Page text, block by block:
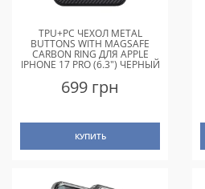
TPU+PC ЧЕХОЛ METAL
BUTTONS WITH MAGSAFE
CARBON RING ДЛЯ APPLE
IPHONE 17 PRO (6.3") ЧЕРНЫЙ
699 грн
КУПИТЬ